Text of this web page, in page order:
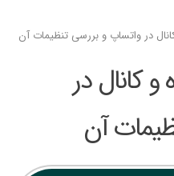
در واتساپ و بررسی تنظیمات آن
کانال در
آن